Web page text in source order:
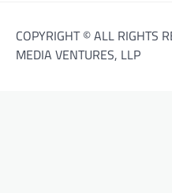
COPYRIGHT © ALL RIGHTS
MEDIA VENTURES, LLP